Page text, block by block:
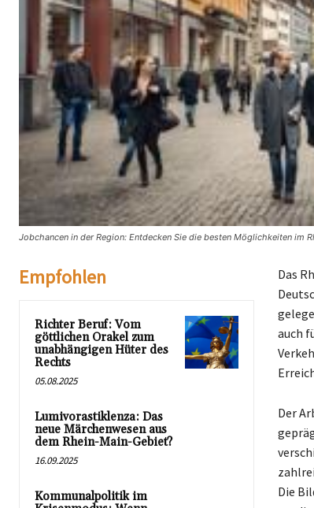
Jobchancen in der Region: Entdecken Sie die besten Möglichkeiten im
Empfohlen
Richter Beruf: Vom
göttlichen Orakel zum
unabhängigen Hüter des
Rechts
05.08.2025
Lumivorastiklenza: Das
neue Märchenwesen aus
dem Rhein-Main-Gebiet?
16.09.2025
Kommunalpolitik im
Das
auch
Der
Die